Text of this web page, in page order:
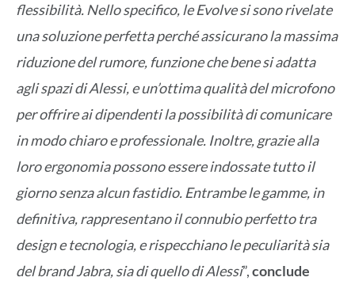
flessibilità. Nello specifico, le Evolve si sono rivelate
una soluzione perfetta perché assicurano la massima
riduzione del rumore, funzione che bene si adatta
agli spazi di Alessi, e un’ottima qualità del microfono
per offrire ai dipendenti la possibilità di comunicare
in modo chiaro e professionale. Inoltre, grazie alla
loro ergonomia possono essere indossate tutto il
giorno senza alcun fastidio. Entrambe le gamme, in
definitiva, rappresentano il connubio perfetto tra
design e tecnologia, e rispecchiano le peculiarità sia
del brandJabra, sia di quello di Alessi”,conclude